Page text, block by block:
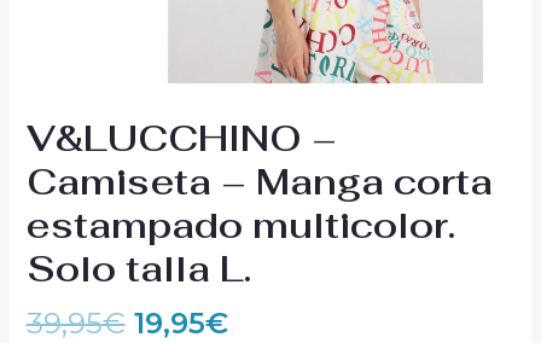
V&LUCCHINO –
Camiseta – Manga corta
estampado multicolor.
Solo talla L.
39,95€ 19,95€